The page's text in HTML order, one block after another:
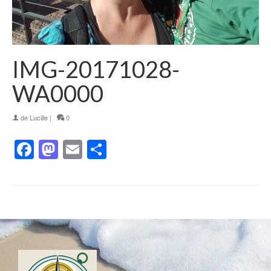
IMG-20171028-
WA0000
de Lucille | 0
Facebook
Mastodon
Email